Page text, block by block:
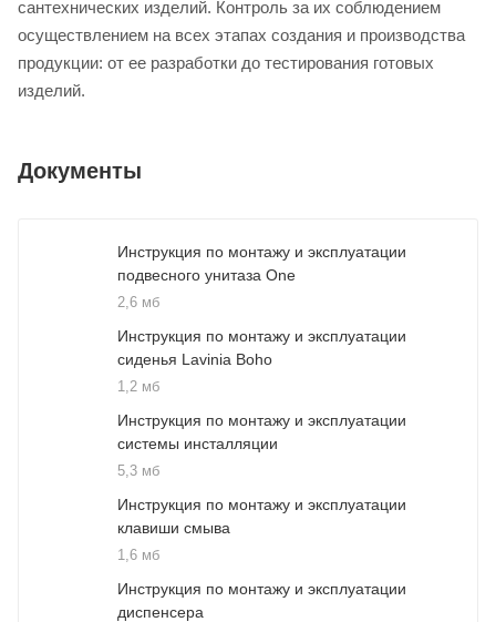
сантехнических изделий. Контроль за их соблюдением
осуществлением на всех этапах создания и производства
продукции: от ее разработки до тестирования готовых
изделий.
Документы
Инструкция по монтажу и эксплуатации
подвесного унитаза One
2,6 мб
Инструкция по монтажу и эксплуатации
сиденья Lavinia Boho
1,2 мб
Инструкция по монтажу и эксплуатации
системы инсталляции
5,3 мб
Инструкция по монтажу и эксплуатации
клавиши смыва
1,6 мб
Инструкция по монтажу и эксплуатации
диспенсера